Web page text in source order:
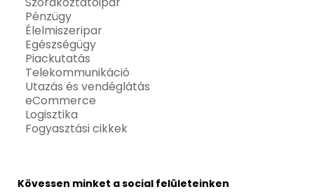
Pénzügy
Élelmiszeripar
Egészségügy
Piackutatás
Telekommunikáció
Utazás és vendéglátás
eCommerce
Logisztika
Fogyasztási cikkek
Kövessen minket a social felületeinken